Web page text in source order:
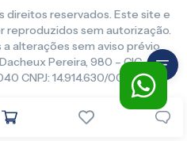
direitos reservados. Este site e
reproduzidos sem autorização.
alterações sem aviso prévio.
Pereira, 980 – CIC,
CNPJ: 14.914.630/0001-86